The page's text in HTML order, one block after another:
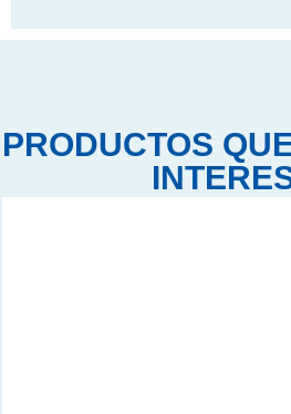
PRODUCTOS